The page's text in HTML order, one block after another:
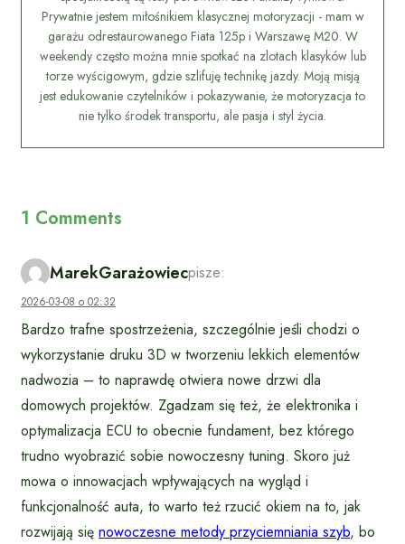
Prywatnie jestem miłośnikiem klasycznej motoryzacji - mam w
garażu odrestaurowanego Fiata 125p i Warszawę M20. W
weekendy często można mnie spotkać na zlotach klasyków lub
torze wyścigowym, gdzie szlifuję technikę jazdy. Moją misją
jest edukowanie czytelników i pokazywanie, że motoryzacja to
nie tylko środek transportu, ale pasja i styl życia.
1 Comments
MarekGarażowiecpisze:
2026-03-08 o 02:32
Bardzo trafne spostrzeżenia, szczególnie jeśli chodzi o
wykorzystanie druku 3D w tworzeniu lekkich elementów
nadwozia – to naprawdę otwiera nowe drzwi dla
domowych projektów. Zgadzam się też, że elektronika i
optymalizacja ECU to obecnie fundament, bez którego
trudno wyobrazić sobie nowoczesny tuning. Skoro już
mowa o innowacjach wpływających na wygląd i
funkcjonalność auta, to warto też rzucić okiem na to, jak
rozwijają się nowoczesne metody przyciemniania szyb, bo